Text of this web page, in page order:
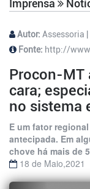
Imprensa
Autor: Assessoria
Fonte: http://
Procon-MT
cara;
no sistema
E um fator
antecipada. Em
chove há mais de
18 de Maio,2021